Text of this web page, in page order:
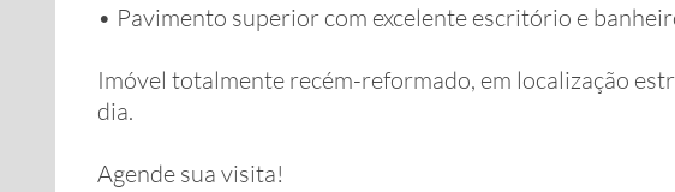
• Pavimento superior com excelente escritório e
Imóvel totalmente recém-reformado, em localização
dia.
Agende sua visita!